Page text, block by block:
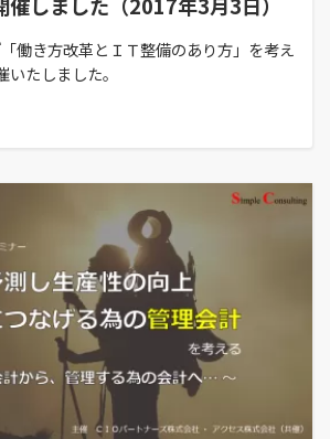
働き方改革とＩＴ整備のあり方」を考え
たしました。